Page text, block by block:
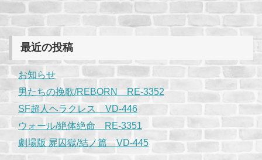
最近の投稿
お知らせ
男たちの挽歌/REBORN RE-3352
SF超人ヘラクレス VD-446
ウォール/絶体絶命 RE-3351
劇場版 屍囚獄/結ノ篇 VD-445